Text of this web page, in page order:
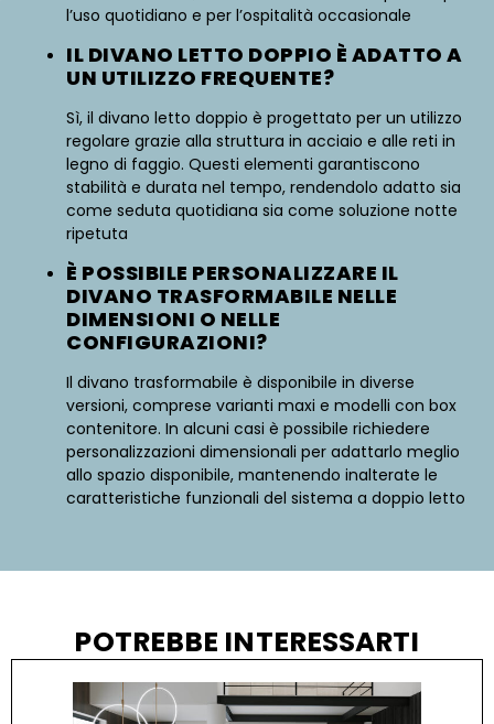
l’uso quotidiano e per l’ospitalità occasionale
IL DIVANO LETTO DOPPIO È ADATTO A
UN UTILIZZO FREQUENTE?
Sì, il divano letto doppio è progettato per un utilizzo
regolare grazie alla struttura in acciaio e alle reti in
legno di faggio. Questi elementi garantiscono
stabilità e durata nel tempo, rendendolo adatto sia
come seduta quotidiana sia come soluzione notte
ripetuta
È POSSIBILE PERSONALIZZARE IL
DIVANO TRASFORMABILE NELLE
DIMENSIONI O NELLE
CONFIGURAZIONI?
Il divano trasformabile è disponibile in diverse
versioni, comprese varianti maxi e modelli con box
contenitore. In alcuni casi è possibile richiedere
personalizzazioni dimensionali per adattarlo meglio
allo spazio disponibile, mantenendo inalterate le
caratteristiche funzionali del sistema a doppio letto
POTREBBE INTERESSARTI